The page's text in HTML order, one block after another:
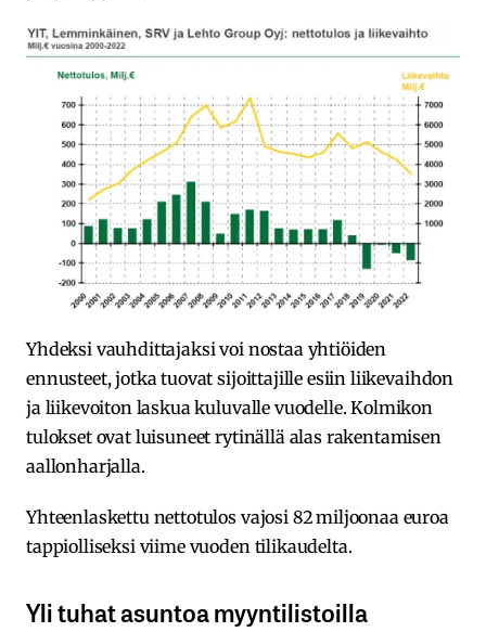
Yhdeksi vauhdittajaksi voi nostaa yhtiöiden
ennusteet, jotka tuovat sijoittajille esiin liikevaihdon
ja liikevoiton laskua kuluvalle vuodelle. Kolmikon
tulokset ovat luisuneet rytinällä alas rakentamisen
aallonharjalla.
Yhteenlaskettu nettotulos vajosi 82 miljoonaa euroa
tappiolliseksi viime vuoden tilikaudelta.
Yli tuhat asuntoa myyntilistoilla